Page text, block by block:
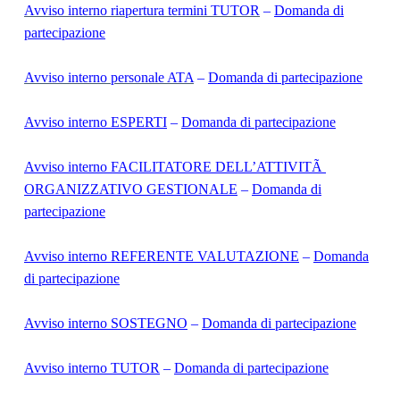
Avviso interno riapertura termini TUTOR – Domanda di
partecipazione
Avviso interno personale ATA – Domanda di partecipazione
Avviso interno ESPERTI – Domanda di partecipazione
Avviso interno FACILITATORE DELL’ATTIVITÃ
ORGANIZZATIVO GESTIONALE – Domanda di
partecipazione
Avviso interno REFERENTE VALUTAZIONE – Domanda
di partecipazione
Avviso interno SOSTEGNO – Domanda di partecipazione
Avviso interno TUTOR – Domanda di partecipazione